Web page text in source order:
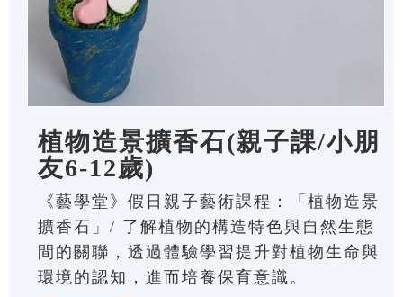
植物造景擴香石(親子課/小朋
友6-12歲)
《藝學堂》假日親子藝術課程：「植物造景
擴香石」/ 了解植物的構造特色與自然生態
間的關聯，透過體驗學習提升對植物生命與
環境的認知，進而培養保育意識。